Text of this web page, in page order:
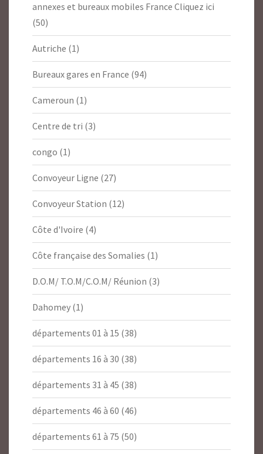
annexes et bureaux mobiles France Cliquez ici
(50)
Autriche (1)
Bureaux gares en France (94)
Cameroun (1)
Centre de tri (3)
congo (1)
Convoyeur Ligne (27)
Convoyeur Station (12)
Côte d'Ivoire (4)
Côte française des Somalies (1)
D.O.M/ T.O.M/C.O.M/ Réunion (3)
Dahomey (1)
départements 01 à 15 (38)
départements 16 à 30 (38)
départements 31 à 45 (38)
départements 46 à 60 (46)
départements 61 à 75 (50)